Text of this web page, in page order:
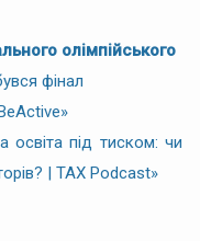
олімпійського
фінал
освіта під тиском: чи
| TAX Podcast»